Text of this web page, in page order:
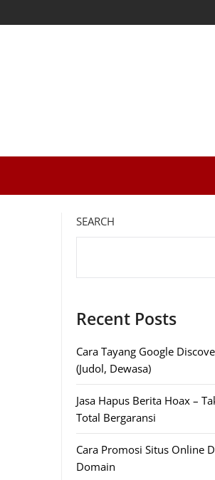
SEARCH
Recent Posts
Cara Tayang Google
(Judol, Dewasa)
Jasa Hapus Berita Hoax –
Total Bergaransi
Cara Promosi Situs Online
Domain